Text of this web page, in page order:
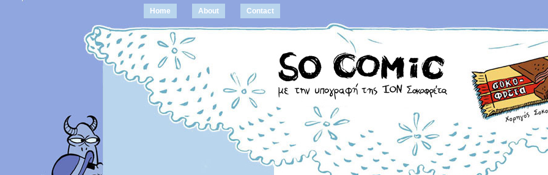
Home About Contact